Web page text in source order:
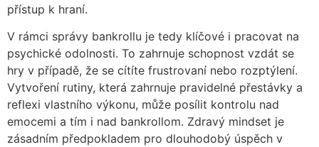
přístup k hraní.
V rámci správy bankrollu je tedy klíčové i pracovat na
psychické odolnosti. To zahrnuje schopnost vzdát se
hry v případě, že se cítíte frustrovaní nebo rozptýlení.
Vytvoření rutiny, která zahrnuje pravidelné přestávky a
reflexi vlastního výkonu, může posílit kontrolu nad
emocemi a tím i nad bankrollom. Zdravý mindset je
zásadním předpokladem pro dlouhodobý úspěch v